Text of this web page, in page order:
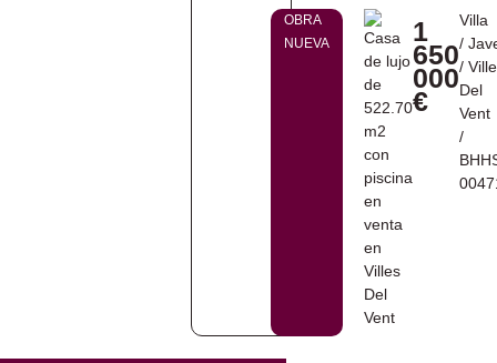
OBRA
NUEVA
1
650
000
€
Villa
/
/
Del
Vent
/